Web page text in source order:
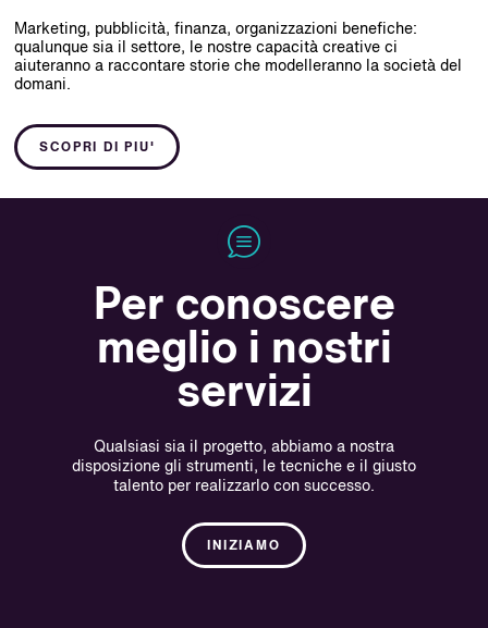
Marketing, pubblicità, finanza, organizzazioni benefiche:
qualunque sia il settore, le nostre capacità creative ci
aiuteranno a raccontare storie che modelleranno la società del
domani.
SCOPRI DI PIU'
Per conoscere
meglio i nostri
servizi
Qualsiasi sia il progetto, abbiamo a nostra
disposizione gli strumenti, le tecniche e il giusto
talento per realizzarlo con successo.
INIZIAMO